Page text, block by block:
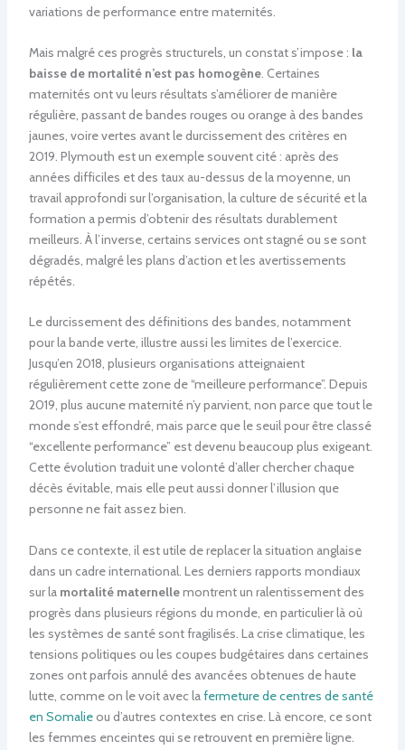
variations de performance entre maternités.
Mais malgré ces progrès structurels, un constat s’impose : la
baisse de mortalité n’est pas homogène. Certaines
maternités ont vu leurs résultats s’améliorer de manière
régulière, passant de bandes rouges ou orange à des bandes
jaunes, voire vertes avant le durcissement des critères en
2019. Plymouth est un exemple souvent cité : après des
années difficiles et des taux au-dessus de la moyenne, un
travail approfondi sur l’organisation, la culture de sécurité et la
formation a permis d’obtenir des résultats durablement
meilleurs. À l’inverse, certains services ont stagné ou se sont
dégradés, malgré les plans d’action et les avertissements
répétés.
Le durcissement des définitions des bandes, notamment
pour la bande verte, illustre aussi les limites de l’exercice.
Jusqu’en 2018, plusieurs organisations atteignaient
régulièrement cette zone de “meilleure performance”. Depuis
2019, plus aucune maternité n’y parvient, non parce que tout le
monde s’est effondré, mais parce que le seuil pour être classé
“excellente performance” est devenu beaucoup plus exigeant.
Cette évolution traduit une volonté d’aller chercher chaque
décès évitable, mais elle peut aussi donner l’illusion que
personne ne fait assez bien.
Dans ce contexte, il est utile de replacer la situation anglaise
dans un cadre international. Les derniers rapports mondiaux
sur la mortalité maternellemontrent un ralentissement des
progrès dans plusieurs régions du monde, en particulier là où
les systèmes de santé sont fragilisés. La crise climatique, les
tensions politiques ou les coupes budgétaires dans certaines
zones ont parfois annulé des avancées obtenues de haute
lutte, comme on le voit avec lafermeture de centres de santé
en Somalieou d’autres contextes en crise. Là encore, ce sont
les femmes enceintes qui se retrouvent en première ligne.